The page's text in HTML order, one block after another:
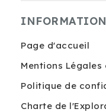
Page d'accueil
Mentions Légales
Politique de
Charte de